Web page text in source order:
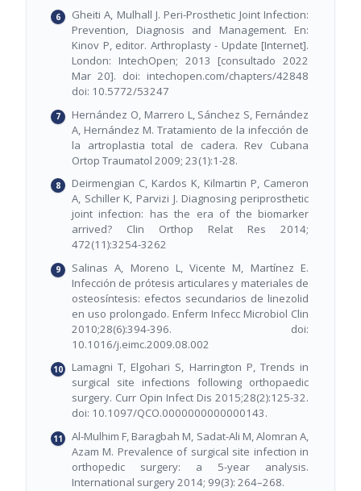
Gheiti A, Mulhall J. Peri-Prosthetic Joint Infection:
Prevention, Diagnosis and Management. En:
Kinov P, editor. Arthroplasty - Update [Internet].
London: IntechOpen; 2013 [consultado 2022
Mar 20]. doi: intechopen.com/chapters/42848
doi: 10.5772/53247
Hernández O, Marrero L, Sánchez S, Fernández
A, Hernández M. Tratamiento de la infección de
la artroplastia total de cadera. Rev Cubana
Ortop Traumatol 2009; 23(1):1-28.
Deirmengian C, Kardos K, Kilmartin P, Cameron
A, Schiller K, Parvizi J. Diagnosing periprosthetic
joint infection: has the era of the biomarker
arrived? Clin Orthop Relat Res 2014;
472(11):3254-3262
Salinas A, Moreno L, Vicente M, Martínez E.
Infección de prótesis articulares y materiales de
osteosíntesis: efectos secundarios de linezolid
en uso prolongado. Enferm Infecc Microbiol Clin
2010;28(6):394-396. doi:
10.1016/j.eimc.2009.08.002
Lamagni T, Elgohari S, Harrington P, Trends in
surgical site infections following orthopaedic
surgery. Curr Opin Infect Dis 2015;28(2):125-32.
doi: 10.1097/QCO.0000000000000143.
Al-Mulhim F, Baragbah M, Sadat-Ali M, Alomran A,
Azam M. Prevalence of surgical site infection in
orthopedic surgery: a 5-year analysis.
International surgery 2014; 99(3): 264–268.